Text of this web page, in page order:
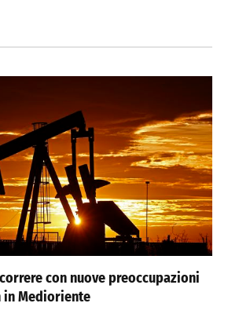
con nuove preoccupazioni
in Medioriente